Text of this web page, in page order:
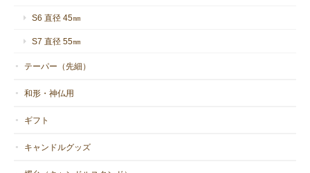
S6 直径 45㎜
S7 直径 55㎜
テーパー（先細）
和形・神仏用
ギフト
キャンドルグッズ